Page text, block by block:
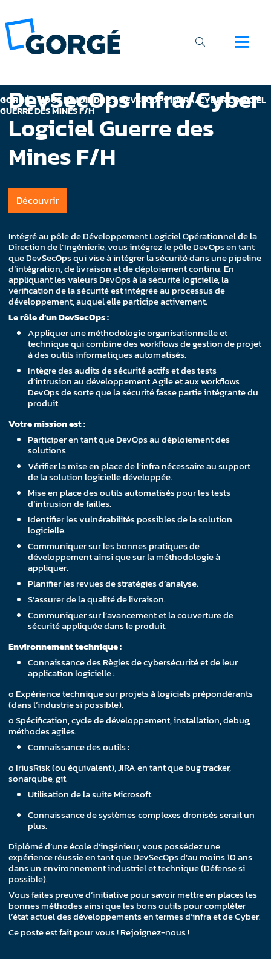
GORGÉ>NOUS REJOINDRE>DEVSECOPS INFRA/CYBER LOGICIEL
GUERRE DES MINES F/H
DevSecOps Infra/Cyber
Logiciel Guerre des
Mines F/H
Découvrir
Intégré au pôle de Développement Logiciel Opérationnel de la
Direction de l’Ingénierie, vous intégrez le pôle DevOps en tant
que DevSecOps qui vise à intégrer la sécurité dans une pipeline
d’intégration, de livraison et de déploiement continu. En
appliquant les valeurs DevOps à la sécurité logicielle, la
vérification de la sécurité est intégrée au processus de
développement, auquel elle participe activement.
Le rôle d’un DevSecOps :
Appliquer une méthodologie organisationnelle et
technique qui combine des workflows de gestion de projet
à des outils informatiques automatisés.
Intègre des audits de sécurité actifs et des tests
d’intrusion au développement Agile et aux workflows
DevOps de sorte que la sécurité fasse partie intégrante du
produit.
Votre mission est :
Participer en tant que DevOps au déploiement des
solutions
Vérifier la mise en place de l’infra nécessaire au support
de la solution logicielle développée.
Mise en place des outils automatisés pour les tests
d’intrusion de failles.
Identifier les vulnérabilités possibles de la solution
logicielle.
Communiquer sur les bonnes pratiques de
développement ainsi que sur la méthodologie à
appliquer.
Planifier les revues de stratégies d’analyse.
S’assurer de la qualité de livraison.
Communiquer sur l’avancement et la couverture de
sécurité appliquée dans le produit.
Environnement technique :
Connaissance des Règles de cybersécurité et de leur
application logicielle :
o Expérience technique sur projets à logiciels prépondérants
(dans l’industrie si possible).
o Spécification, cycle de développement, installation, debug,
méthodes agiles.
Connaissance des outils :
o IriusRisk (ou équivalent), JIRA en tant que bug tracker,
sonarqube, git.
Utilisation de la suite Microsoft.
Connaissance de systèmes complexes dronisés serait un
plus.
Diplômé d’une école d’ingénieur, vous possédez une
expérience réussie en tant que DevSecOps d’au moins 10 ans
dans un environnement industriel et technique (Défense si
possible).
Vous faites preuve d’initiative pour savoir mettre en places les
bonnes méthodes ainsi que les bons outils pour compléter
l’état actuel des développements en termes d’infra et de Cyber.
Ce poste est fait pour vous ! Rejoignez-nous !